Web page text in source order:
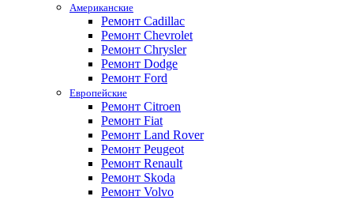
Американские
Ремонт Cadillac
Ремонт Chevrolet
Ремонт Chrysler
Ремонт Dodge
Ремонт Ford
Европейские
Ремонт Citroen
Ремонт Fiat
Ремонт Land Rover
Ремонт Peugeot
Ремонт Renault
Ремонт Skoda
Ремонт Volvo